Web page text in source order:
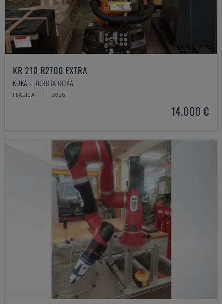
KR 210 R2700 EXTRA
KUKA - ROBOTA ROKA
ITĀLIJA 2016
14.000 €